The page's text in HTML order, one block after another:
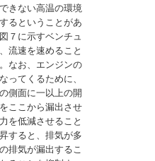
きない高温の環境
るということがあ
７に示すベンチュ
流速を速めること
なお、エンジンの
ってくるために、
側面に一以上の開
ここから漏出させ
を低減させること
すると、排気が多
排気が漏出するこ